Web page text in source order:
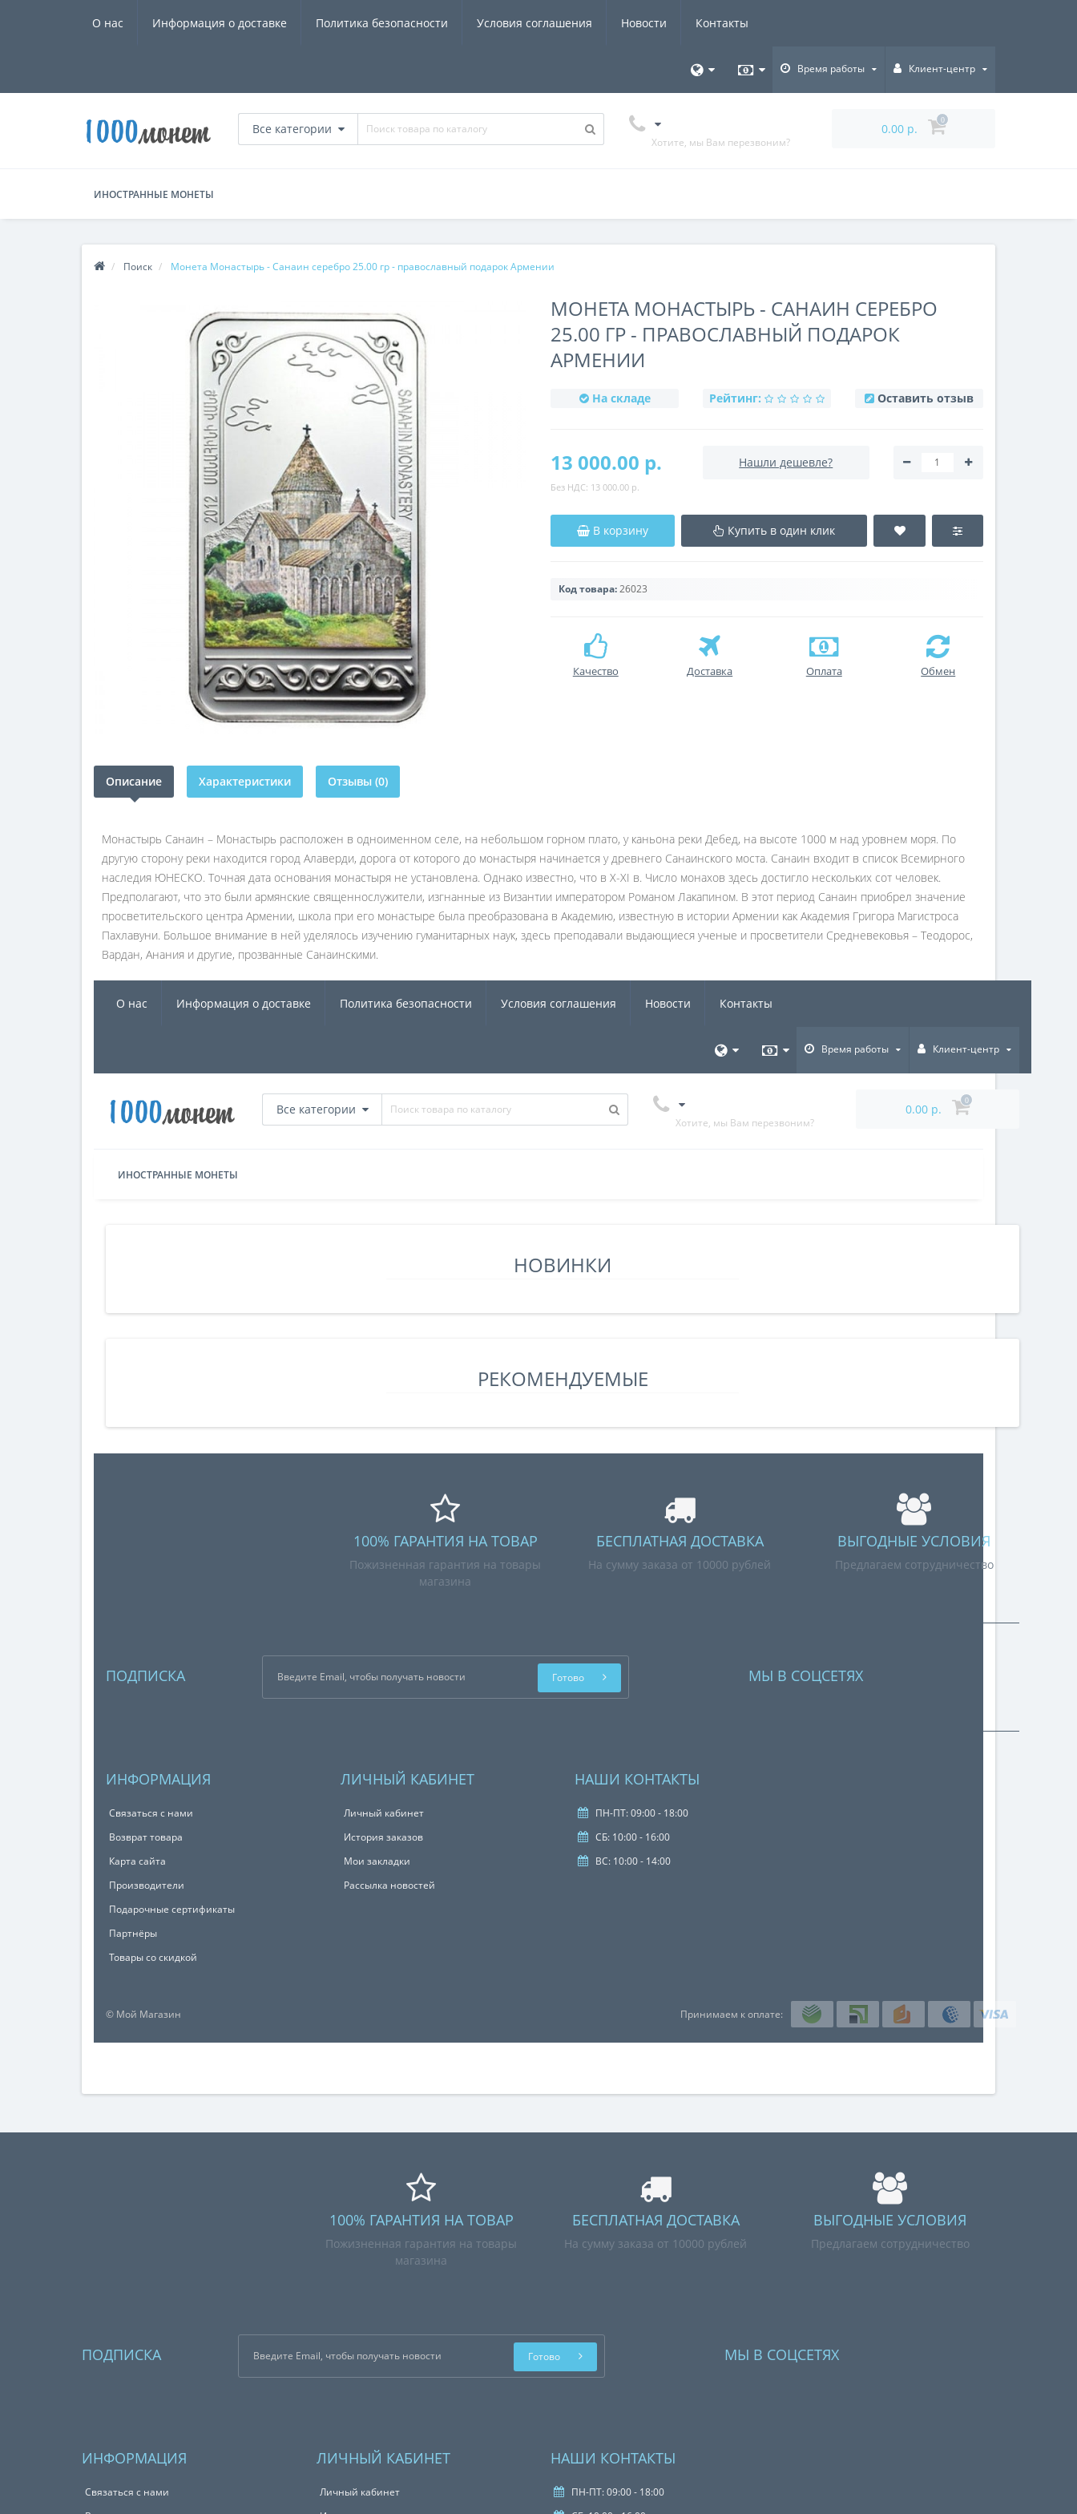
О нас Информация о доставке Политика безопасности Условия соглашения Новости Контакты
Время работы Клиент-центр
Все категории
Хотите, мы Вам перезвоним?
0.00 р.
0
ИНОСТРАННЫЕ МОНЕТЫ
Поиск Монета Монастырь - Санаин серебро 25.00 гр - православный подарок Армении
МОНЕТА МОНАСТЫРЬ - САНАИН СЕРЕБРО
25.00 ГР - ПРАВОСЛАВНЫЙ ПОДАРОК
АРМЕНИИ
На складе Рейтинг: Оставить отзыв
13 000.00 р.
Без НДС: 13 000.00 р.
Нашли дешевле?
В корзину Купить в один клик
Код товара:26023
Качество Доставка Оплата Обмен
Описание Характеристики Отзывы (0)
Монастырь Санаин – Монастырь расположен в одноименном селе, на небольшом горном плато, у каньона реки Дебед, на высоте 1000 м над уровнем моря. По
другую сторону реки находится город Алаверди, дорога от которого до монастыря начинается у древнего Санаинского моста. Санаин входит в список Всемирного
наследия ЮНЕСКО. Точная дата основания монастыря не установлена. Однако известно, что в X-XI в. Число монахов здесь достигло нескольких сот человек.
Предполагают, что это были армянские священнослужители, изгнанные из Византии императором Романом Лакапином. В этот период Санаин приобрел значение
просветительского центра Армении, школа при его монастыре была преобразована в Академию, известную в истории Армении как Академия Григора Магистроса
Пахлавуни. Большое внимание в ней уделялось изучению гуманитарных наук, здесь преподавали выдающиеся ученые и просветители Средневековья – Теодорос,
Вардан, Анания и другие, прозванные Санаинскими.
О нас Информация о доставке Политика безопасности Условия соглашения Новости Контакты
Время работы Клиент-центр
Все категории
Хотите, мы Вам перезвоним?
0.00 р.
0
ИНОСТРАННЫЕ МОНЕТЫ
НОВИНКИ
РЕКОМЕНДУЕМЫЕ
100% ГАРАНТИЯ НА ТОВАР
Пожизненная гарантия на товары
магазина
БЕСПЛАТНАЯ ДОСТАВКА
На сумму заказа от 10000 рублей
ВЫГОДНЫЕ УСЛОВИЯ
Предлагаем сотрудничество
ПОДПИСКА Готово МЫ В СОЦСЕТЯХ
ИНФОРМАЦИЯ
Связаться с нами
Возврат товара
Карта сайта
Производители
Подарочные сертификаты
Партнёры
Товары со скидкой
ЛИЧНЫЙ КАБИНЕТ
Личный кабинет
История заказов
Мои закладки
Рассылка новостей
НАШИ КОНТАКТЫ
ПН-ПТ: 09:00 - 18:00
СБ: 10:00 - 16:00
ВС: 10:00 - 14:00
© Мой Магазин Принимаем к оплате:
100% ГАРАНТИЯ НА ТОВАР
Пожизненная гарантия на товары
магазина
БЕСПЛАТНАЯ ДОСТАВКА
На сумму заказа от 10000 рублей
ВЫГОДНЫЕ УСЛОВИЯ
Предлагаем сотрудничество
ПОДПИСКА Готово МЫ В СОЦСЕТЯХ
ИНФОРМАЦИЯ
Связаться с нами
ЛИЧНЫЙ КАБИНЕТ
Личный кабинет
НАШИ КОНТАКТЫ
ПН-ПТ: 09:00 - 18:00